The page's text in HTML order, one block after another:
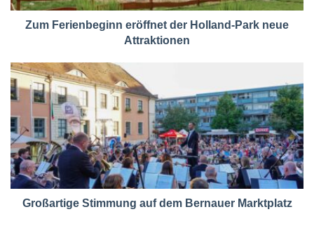
Zum Ferienbeginn eröffnet der Holland-Park neue
Attraktionen
Großartige Stimmung auf dem Bernauer Marktplatz